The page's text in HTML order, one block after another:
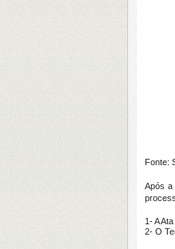
Fonte:
Após a
1- A
2- O